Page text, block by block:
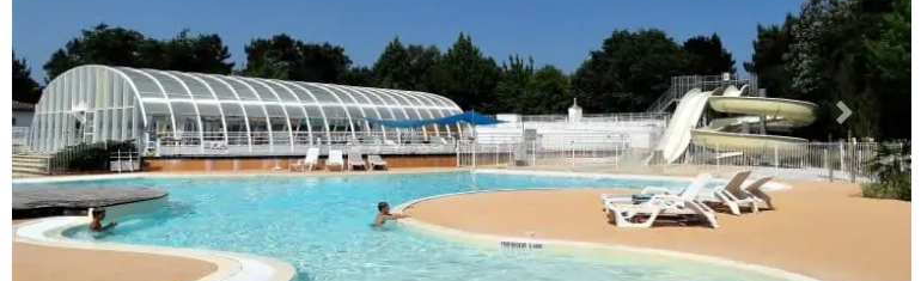
Vorige Volgende